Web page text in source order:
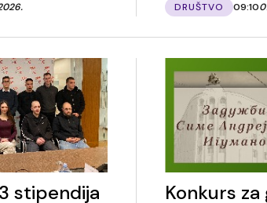
DRUŠTVO 09:10
stipendija
Konkurs